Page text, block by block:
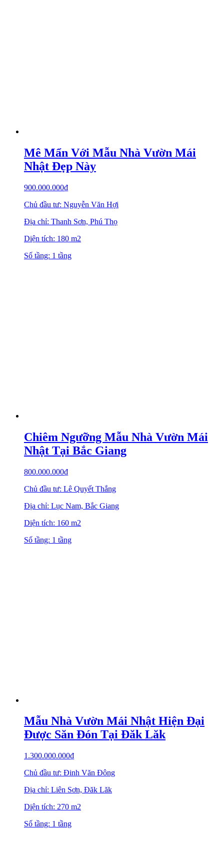
Mê Mẩn Với Mẫu Nhà Vườn Mái
Nhật Đẹp Này
900.000.000₫
Chủ đầu tư: Nguyễn Văn Hợi
Địa chỉ: Thanh Sơn, Phú Thọ
Diện tích: 180 m2
Số tầng: 1 tầng
Chiêm Ngưỡng Mẫu Nhà Vườn Mái
Nhật Tại Bắc Giang
800.000.000₫
Chủ đầu tư: Lê Quyết Thắng
Địa chỉ: Lục Nam, Bắc Giang
Diện tích: 160 m2
Số tầng: 1 tầng
Mẫu Nhà Vườn Mái Nhật Hiện Đại
Được Săn Đón Tại Đăk Lăk
1.300.000.000₫
Chủ đầu tư: Đinh Văn Đông
Địa chỉ: Liên Sơn, Đăk Lăk
Diện tích: 270 m2
Số tầng: 1 tầng